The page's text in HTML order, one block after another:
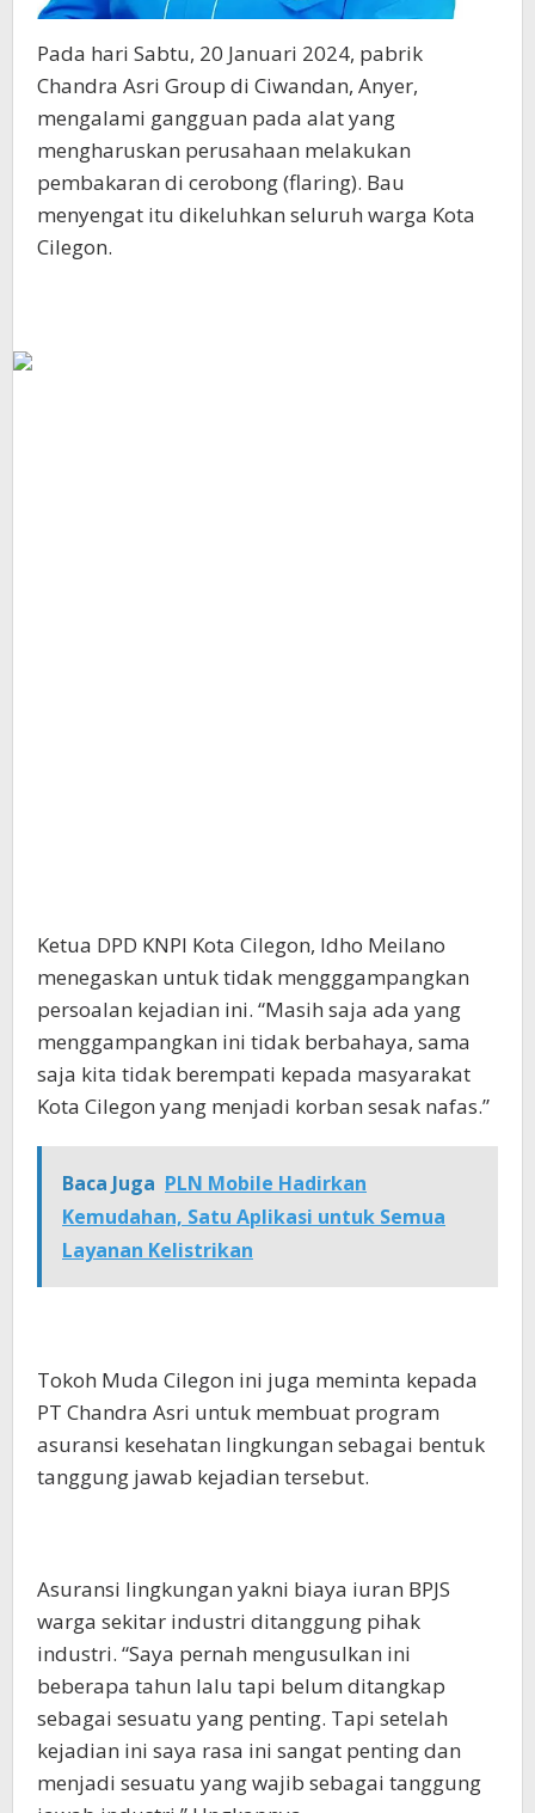
Pada hari Sabtu, 20 Januari 2024, pabrik
Chandra Asri Group di Ciwandan, Anyer,
mengalami gangguan pada alat yang
mengharuskan perusahaan melakukan
pembakaran di cerobong (flaring). Bau
menyengat itu dikeluhkan seluruh warga Kota
Cilegon.
Ketua DPD KNPI Kota Cilegon, Idho Meilano
menegaskan untuk tidak mengggampangkan
persoalan kejadian ini. “Masih saja ada yang
menggampangkan ini tidak berbahaya, sama
saja kita tidak berempati kepada masyarakat
Kota Cilegon yang menjadi korban sesak nafas.”
Baca Juga PLN Mobile Hadirkan
Kemudahan, Satu Aplikasi untuk Semua
Layanan Kelistrikan
Tokoh Muda Cilegon ini juga meminta kepada
PT Chandra Asri untuk membuat program
asuransi kesehatan lingkungan sebagai bentuk
tanggung jawab kejadian tersebut.
Asuransi lingkungan yakni biaya iuran BPJS
warga sekitar industri ditanggung pihak
industri. “Saya pernah mengusulkan ini
beberapa tahun lalu tapi belum ditangkap
sebagai sesuatu yang penting. Tapi setelah
kejadian ini saya rasa ini sangat penting dan
menjadi sesuatu yang wajib sebagai tanggung